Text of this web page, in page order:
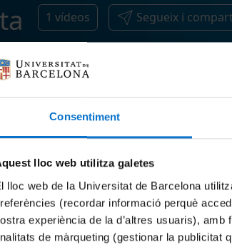
Consentiment
lloc web utilitza galetes
lloc web de la Universitat de Barcelona
(recordar informació perquè
experiència de la d’altres usuaris),
de màrqueting (gestionar la publicitat
1 vídeos Segueix i